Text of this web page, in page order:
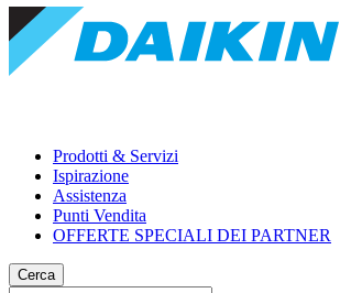
Prodotti & Servizi
Ispirazione
Assistenza
Punti Vendita
OFFERTE SPECIALI DEI PARTNER
Cerca